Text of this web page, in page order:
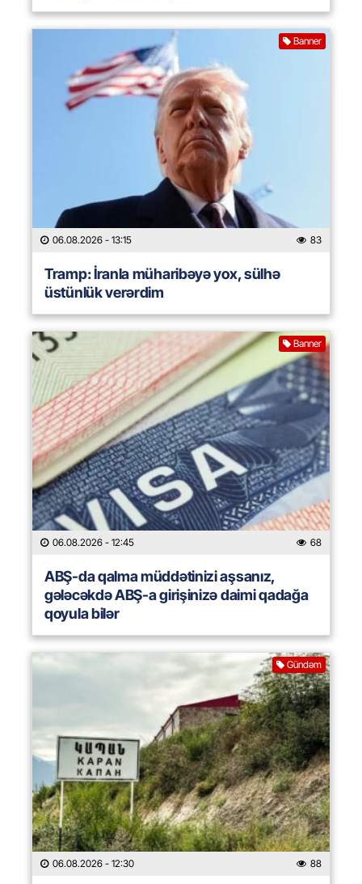
Banner
06.08.2026 - 13:15 83
Tramp: İranla müharibəyə yox, sülhə
üstünlük verərdim
Banner
06.08.2026 - 12:45 68
ABŞ-da qalma müddətinizi aşsanız,
gələcəkdə ABŞ-a girişinizə daimi qadağa
qoyula bilər
Gündəm
06.08.2026 - 12:30 88